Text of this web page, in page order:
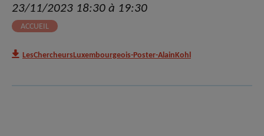
23/11/2023 18:30 à 19:30
ACCUEIL
LesChercheursLuxembourgeois-Poster-AlainKohl